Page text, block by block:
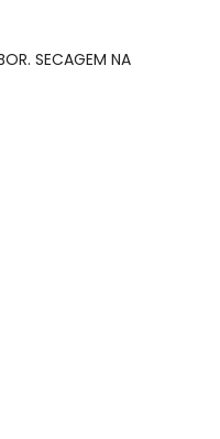
SECAGEM NA